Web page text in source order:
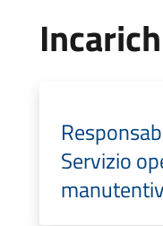
Servizio